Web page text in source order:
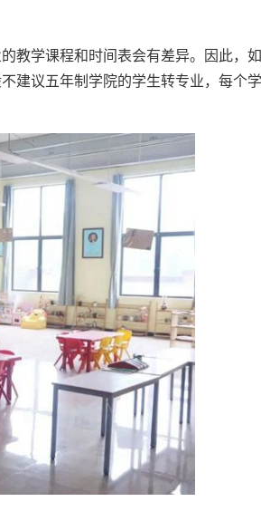
教学课程和时间表会有差异。因此，
建议五年制学院的学生转专业，每个